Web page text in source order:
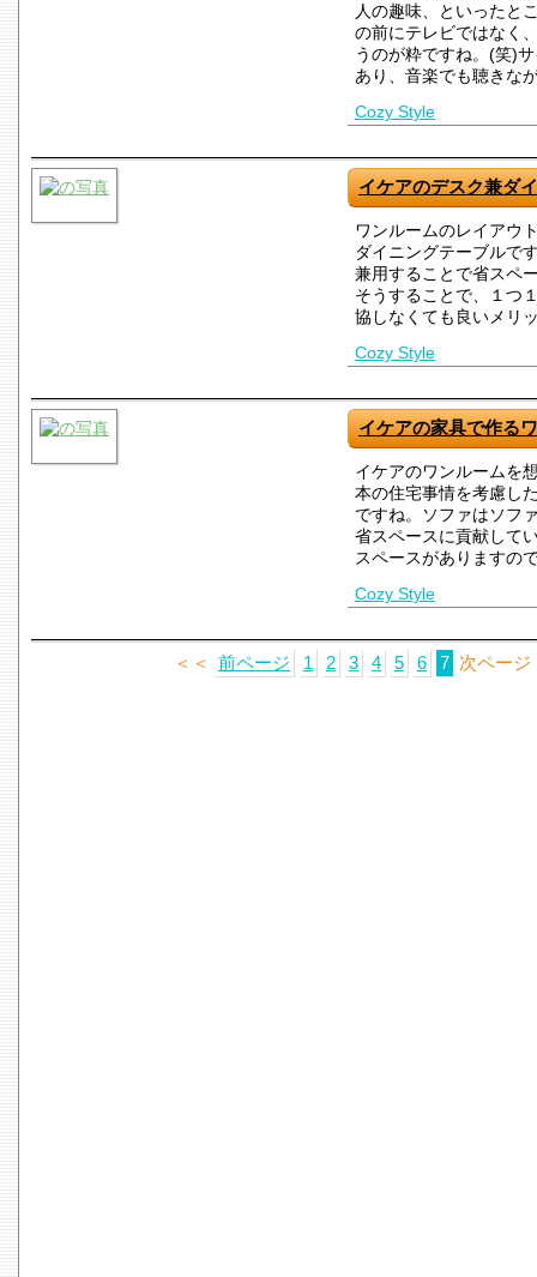
人の趣味、といったと
の前にテレビではなく
うのが粋ですね。(笑)
あり、音楽でも聴きな
Cozy Style
イケアのデスク兼ダ
ワンルームのレイアウ
ダイニングテーブルで
兼用することで省スペ
そうすることで、１つ
協しなくても良いメリ
Cozy Style
イケアの家具で作る
イケアのワンルームを
本の住宅事情を考慮し
ですね。ソファはソフ
省スペースに貢献して
スペースがありますの
Cozy Style
＜＜ 前ページ 1 2 3 4 5 6 7 次ページ